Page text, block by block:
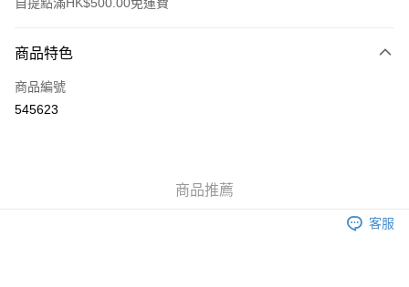
信用卡
AlipayHK
每筆HK$40.00，滿HK$500.00或以上免運費
商品特色
商品編號
545623
商品推薦
客服